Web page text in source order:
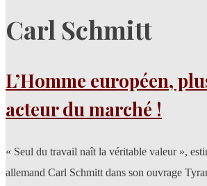
Carl Schmitt
L’Homme européen,
acteur du marché !
« Seul du travail naît la véritable valeur »,
allemand Carl Schmitt dans son ouvrage